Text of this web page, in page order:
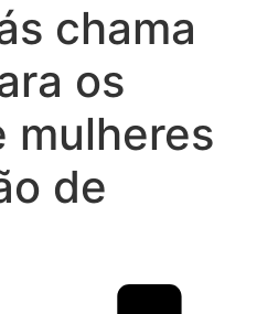
chama
os
mulheres
de